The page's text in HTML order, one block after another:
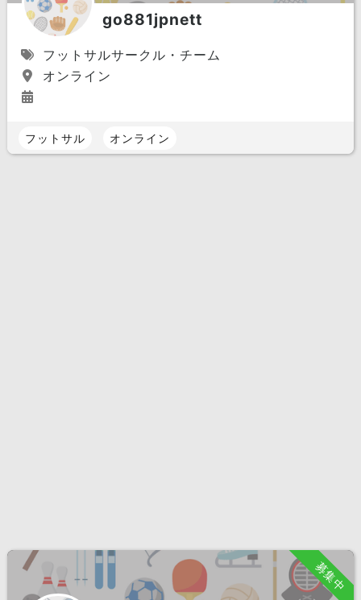
go881jpnett
フットサルサークル・チーム
オンライン
フットサル オンライン
募集中